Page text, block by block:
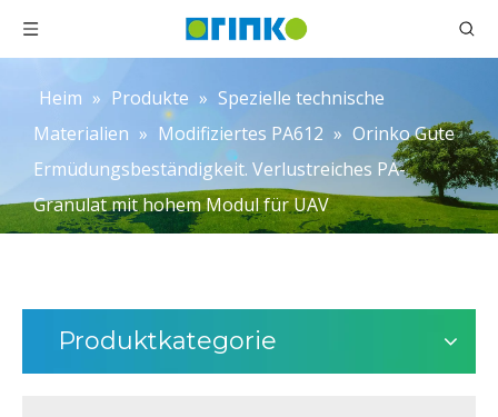
Heim » Produkte » Spezielle technische
Materialien » Modifiziertes PA612 » Orinko Gute
Ermüdungsbeständigkeit. Verlustreiches PA-
Granulat mit hohem Modul für UAV
Produktkategorie